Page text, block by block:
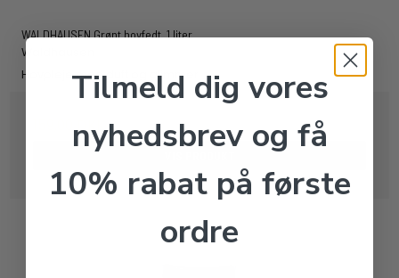
WALDHAUSEN Grønt hovfedt. 1 liter
Waldhausen
Hovpleje med duft og glimmer
159,00 DKK
Tilmeld dig vores
nyhedsbrev og få
10% rabat på første
ordre